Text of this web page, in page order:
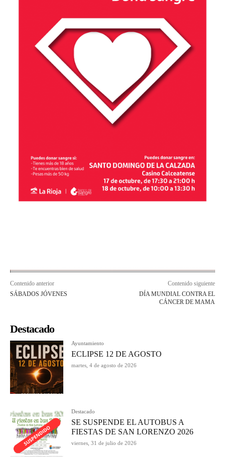
Contenido anterior
SÁBADOS JÓVENES
Contenido siguiente
DÍA MUNDIAL CONTRA EL
CÁNCER DE MAMA
Destacado
Ayuntamiento
ECLIPSE 12 DE AGOSTO
martes, 4 de agosto de 2026
Destacado
SE SUSPENDE EL AUTOBUS A
FIESTAS DE SAN LORENZO 2026
viernes, 31 de julio de 2026